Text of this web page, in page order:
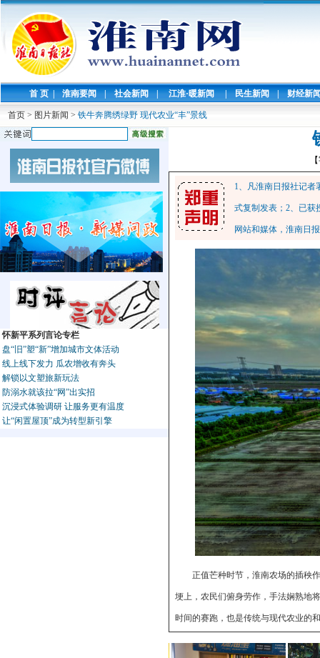
首 页 | 淮南要闻 | 社会新闻 | 江淮·暖新闻 | 民生新闻 | 财经新
首页 > 图片新闻 > 铁牛奔腾绣绿野 现代农业“丰”景线
怀新平系列言论专栏
盘“旧”塑“新”增加城市文体活动
线上线下发力 瓜农增收有奔头
解锁以文塑旅新玩法
防溺水就该拉“网”出实招
沉浸式体验调研 让服务更有温度
让“闲置屋顶”成为转型新引擎
1、凡淮南日报社记
式复制发表；2、已获
网站和媒体，淮南日
正值芒种时节，淮南农场的插秧
埂上，农民们俯身劳作，手法娴熟地
时间的赛跑，也是传统与现代农业的